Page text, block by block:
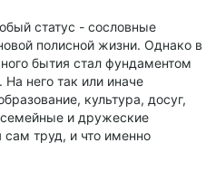
статус - сословные
полисной жизни. Однако в
бытия стал фундаментом
него так или иначе
культура, досуг,
и дружеские
труд, и что именно